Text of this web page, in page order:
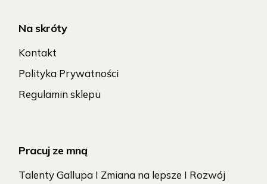
Na skróty
Kontakt
Polityka Prywatności
Regulamin sklepu
Pracuj ze mną
Talenty Gallupa I Zmiana na lepsze I Rozwój